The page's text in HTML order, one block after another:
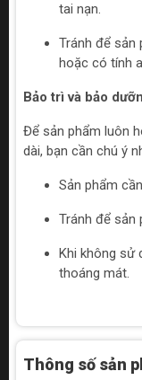
tai nạn.
Tránh để sản
hoặc có tính
Bảo trì và bảo
Để sản phẩm luôn
dài, bạn cần chú ý
Sản phẩm
Tránh để sản
Khi không sử
thoáng mát.
Thông số sản